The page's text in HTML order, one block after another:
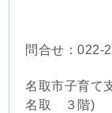
問合せ：
名取市子育て
名取 ３階)